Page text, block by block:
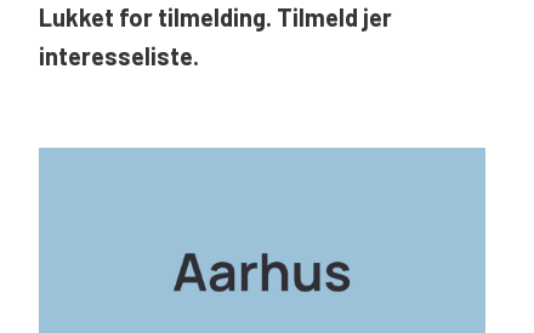
Lukket for tilmelding. Tilmeld jer
interesseliste.